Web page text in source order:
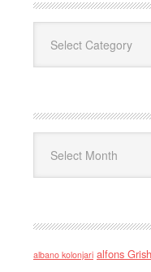
albano kolonjari alfons